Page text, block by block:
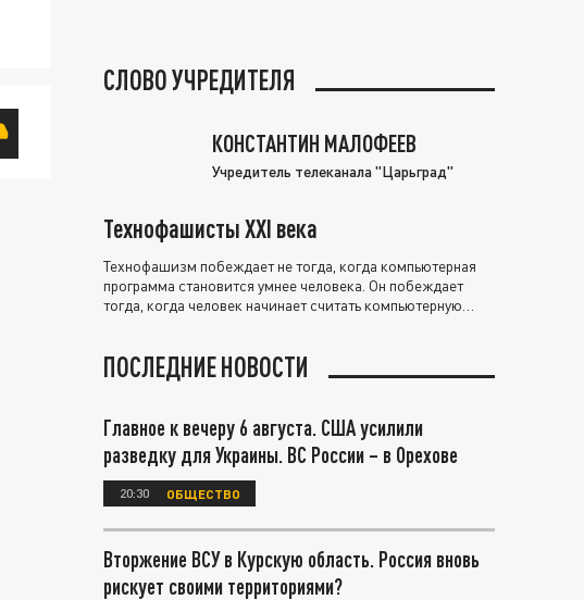
СЛОВО УЧРЕДИТЕЛЯ
КОНСТАНТИН МАЛОФЕЕВ
Учредитель телеканала "Царьград"
Технофашисты XXI века
Технофашизм побеждает не тогда, когда компьютерная
программа становится умнее человека. Он побеждает
тогда, когда человек начинает считать компьютерную
ПОСЛЕДНИЕ НОВОСТИ
Главное к вечеру 6 августа. США усилили
разведку для Украины. ВС России – в Орехове
20:30 ОБЩЕСТВО
Вторжение ВСУ в Курскую область. Россия вновь
рискует своими территориями?